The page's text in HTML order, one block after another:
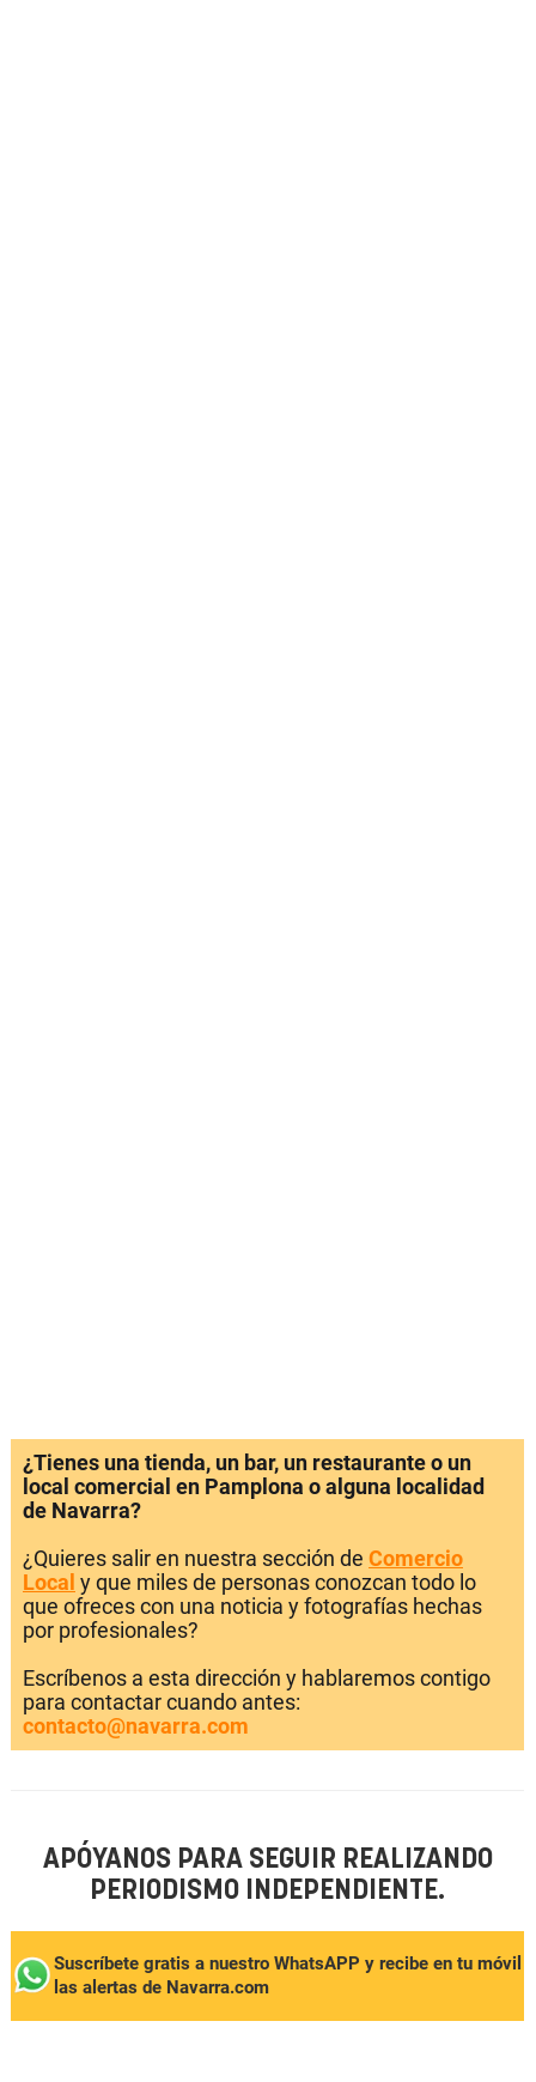
¿Tienes una tienda, un bar, un restaurante o un
local comercial en Pamplona o alguna localidad
de Navarra?
¿Quieres salir en nuestra sección de Comercio
Local y que miles de personas conozcan todo lo
que ofreces con una noticia y fotografías hechas
por profesionales?
Escríbenos a esta dirección y hablaremos contigo
para contactar cuando antes:
contacto@navarra.com
APÓYANOS PARA SEGUIR REALIZANDO
PERIODISMO INDEPENDIENTE.
Suscríbete gratis a nuestro WhatsAPP y recibe en tu móvil
las alertas de Navarra.com